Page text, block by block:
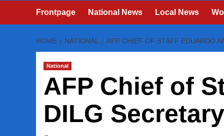
Frontpage National News Local News
HOME NATIONAL AFP CHIEF OF STAFF EDUARDO
National
AFP Chief of
DILG Secretary